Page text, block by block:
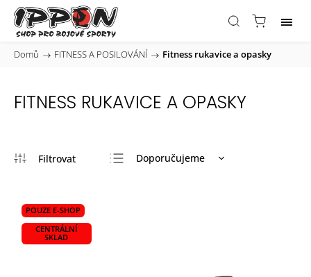
Domů / FITNESS A POSILOVÁNÍ / Fitness rukavice a opasky
FITNESS RUKAVICE A OPASKY
Doporučujeme
POUZE E-SHOP
CENTRÁLNÍ
SKLAD